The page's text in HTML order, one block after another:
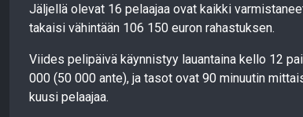
Jäljellä olevat 16 pelaajaa ovat kaikki
takaisi vähintään 106 150 euron rahastuksen.
Viides pelipäivä käynnistyy lauantaina kello 12
000 (50 000 ante), ja tasot ovat 90 minuutin
kuusi pelaajaa.